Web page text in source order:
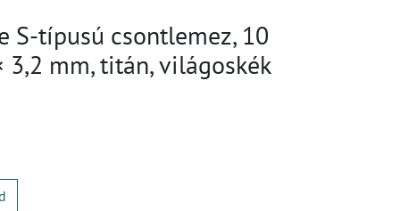
S-típusú csontlemez, 10
3,2 mm, titán, világoskék